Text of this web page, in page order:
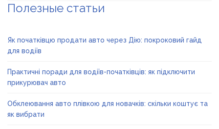
Полезные статьи
Як початківцю продати авто через Дію: покроковий гайд
для водіїв
Практичні поради для водіїв-початківців: як підключити
прикурювач авто
Обклеювання авто плівкою для новачків: скільки коштує та
як вибрати